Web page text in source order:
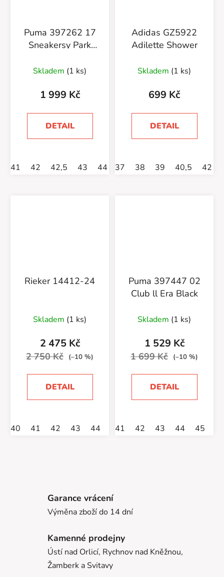
Puma 397262 17
Sneakersy Park
Skladem (1 ks)
1 999 Kč
DETAIL
41 42 42,5 43 44 44,5
Adidas GZ5922
Adilette Shower
Skladem (1 ks)
699 Kč
DETAIL
37 38 39 40,5 42
Rieker 14412-24
Skladem (1 ks)
2 475 Kč
2 750 Kč (–10 %)
DETAIL
40 41 42 43 44 45 46 47
Puma 397447 02
Club ll Era Black
Skladem (1 ks)
1 529 Kč
1 699 Kč (–10 %)
DETAIL
41 42 43 44 45
Garance vrácení
Výměna zboží do 14 dní
Kamenné prodejny
Ústí nad Orlicí, Rychnov nad Kněžnou,
Žamberk a Svitavy